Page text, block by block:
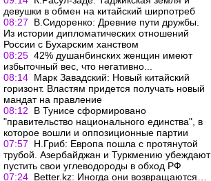
девушки в обмен на китайский ширпотреб
08:27
В.Сидоренко: Древние пути дружбы.
Из истории дипломатических отношений
России с Бухарским ханством
08:25 42% душанбинских женщин имеют
избыточный вес, что негативно...
08:14 Марк Завадский: Новый китайский
горизонт. Властям придется получать новый
мандат на правление
08:12
В Тунисе сформировано
"правительство национального единства", в
которое вошли и оппозиционные партии
07:57
Н.Гриб: Европа пошла с протянутой
трубой. Азербайджан и Туркмению убеждают
пустить свои углеводороды в обход РФ
07:24 Вetter.kz: Иногда они возвращаются…